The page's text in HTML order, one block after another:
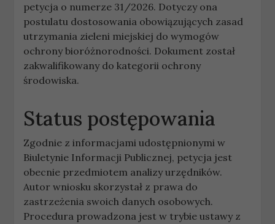
petycja o numerze 31/2026. Dotyczy ona
postulatu dostosowania obowiązujących zasad
utrzymania zieleni miejskiej do wymogów
ochrony bioróżnorodności. Dokument został
zakwalifikowany do kategorii ochrony
środowiska.
Status postępowania
Zgodnie z informacjami udostępnionymi w
Biuletynie Informacji Publicznej, petycja jest
obecnie przedmiotem analizy urzędników.
Autor wniosku skorzystał z prawa do
zastrzeżenia swoich danych osobowych.
Procedura prowadzona jest w trybie ustawy z